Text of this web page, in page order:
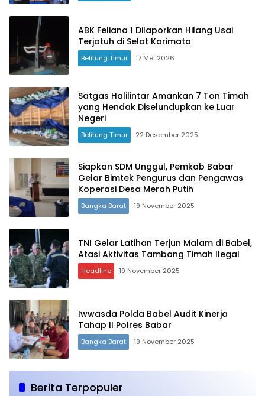
ABK Feliana 1 Dilaporkan Hilang Usai
Terjatuh di Selat Karimata
Belitung Timur 17 Mei 2026
Satgas Halilintar Amankan 7 Ton Timah
yang Hendak Diselundupkan ke Luar
Negeri
Belitung Timur 22 Desember 2025
Siapkan SDM Unggul, Pemkab Babar
Gelar Bimtek Pengurus dan Pengawas
Koperasi Desa Merah Putih
Bangka Barat 19 November 2025
TNI Gelar Latihan Terjun Malam di Babel,
Atasi Aktivitas Tambang Timah Ilegal
Headline 19 November 2025
Iwwasda Polda Babel Audit Kinerja
Tahap II Polres Babar
Bangka Barat 19 November 2025
Berita Terpopuler